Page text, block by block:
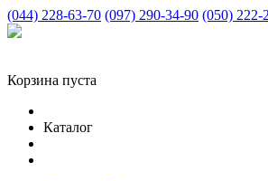
(044) 228-63-70 (097) 290-34-90 (050) 222-
Корзина пуста
Каталог